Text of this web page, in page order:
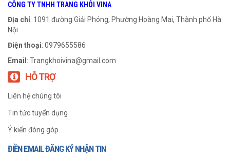
999₫ 999 ₫
CÔNG TY TNHH TRANG KHÔI VINA
Địa chỉ: 1091 đường Giải Phóng, Phường Hoàng Mai, Thành phố Hà
Nội
Điện thoại: 0979655586
Email : Trangkhoivina@gmail.com
HỖ TRỢ
Liên hệ chúng tôi
Tin tức tuyển dụng
Ý kiến đóng góp
ĐIỀN EMAIL ĐĂNG KÝ NHẬN TIN